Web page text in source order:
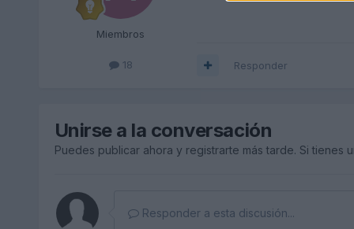
Miembros
18 Responder
Unirse a la conversación
Puedes publicar ahora y registrarte más tarde. Si tienes
Responder a esta discusión...